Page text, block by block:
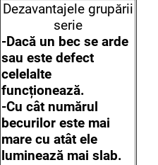
Dezavantajele grupării
serie
-Dacă un bec se arde
sau este defect
celelalte
funcționează.
-Cu cât numărul
becurilor este mai
mare cu atât ele
luminează mai slab.